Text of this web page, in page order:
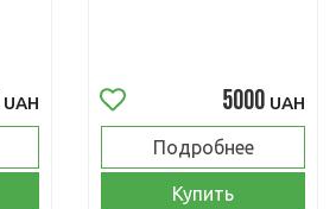
UAH 5000 UAH
Подробнее
Купить